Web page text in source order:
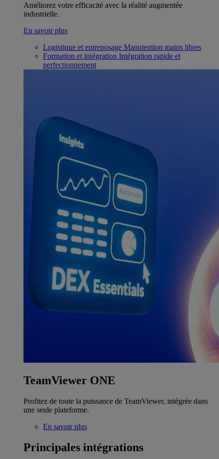
Améliorez votre efficacité avec la réalité augmentée
industrielle.
En savoir plus
Logistique et entreposage Manutention mains libres
Formation et intégration Intégration rapide et
perfectionnement
TeamViewer ONE
Profitez de toute la puissance de TeamViewer, intégrée dans
une seule plateforme.
En savoir plus
Principales intégrations